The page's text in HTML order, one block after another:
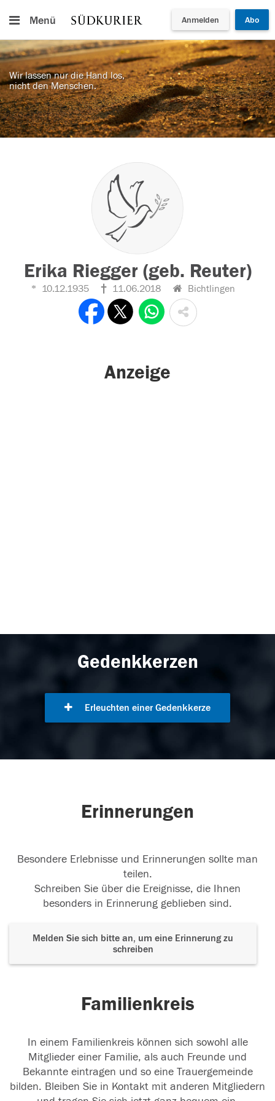
Menü Anmelden Abo
Wir lassen nur die Hand los,
nicht den Menschen.
Erika Riegger (geb. Reuter)
10.12.1935 11.06.2018 Bichtlingen
Anzeige
Gedenkkerzen
Erleuchten einer Gedenkkerze
Erinnerungen
Besondere Erlebnisse und Erinnerungen sollte man
teilen.
Schreiben Sie über die Ereignisse, die Ihnen
besonders in Erinnerung geblieben sind.
Melden Sie sich bitte an, um eine Erinnerung zu
schreiben
Familienkreis
In einem Familienkreis können sich sowohl alle
Mitglieder einer Familie, als auch Freunde und
Bekannte eintragen und so eine Trauergemeinde
bilden. Bleiben Sie in Kontakt mit anderen Mitgliedern